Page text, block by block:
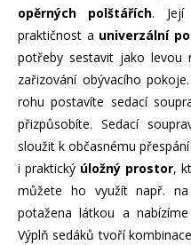
opěrných polštářích. Její
praktičnost a univerzální
potřeby sestavit jako levou
zařizování obývacího
rohu postavíte sedací
přizpůsobíte. Sedací
sloužit k občasnému
i praktickýúložný prostor,
můžete ho využít např. na
potažena látkou a
Výplň sedáků tvoří